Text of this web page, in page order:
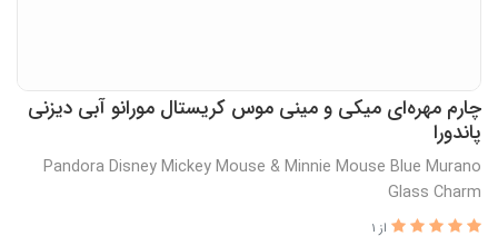
چارم مهره‌ای میکی و مینی موس کریستال مورانو آبی دیزنی
پاندورا
Pandora Disney Mickey Mouse & Minnie Mouse Blue Murano
Glass Charm
از 1